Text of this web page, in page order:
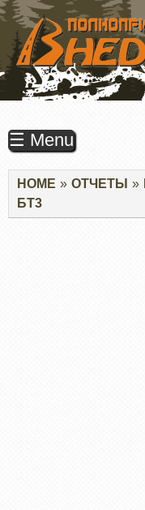
ПЕРЕЙТИ
ОСНОВНОМУ
СОДЕРЖАНИЮ
☰ Menu
Строка
навигации
HOME ОТЧЕТЫ
БТ3